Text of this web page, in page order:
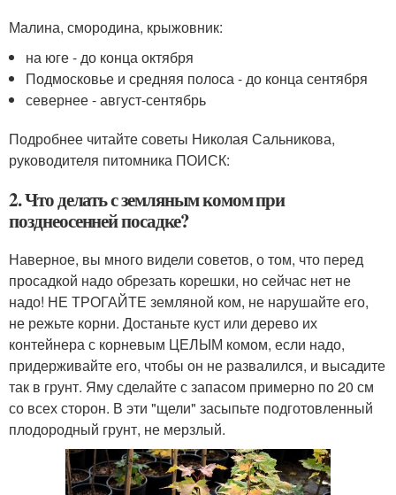
Малина, смородина, крыжовник:
на юге - до конца октября
Подмосковье и средняя полоса - до конца сентября
севернее - август-сентябрь
Подробнее читайте советы Николая Сальникова,
руководителя питомника ПОИСК:
2. Что делать с земляным комом при
позднеосенней посадке?
Наверное, вы много видели советов, о том, что перед
просадкой надо обрезать корешки, но сейчас нет не
надо! НЕ ТРОГАЙТЕ земляной ком, не нарушайте его,
не режьте корни. Достаньте куст или дерево их
контейнера с корневым ЦЕЛЫМ комом, если надо,
придерживайте его, чтобы он не развалился, и высадите
так в грунт. Яму сделайте с запасом примерно по 20 см
со всех сторон. В эти "щели" засыпьте подготовленный
плодородный грунт, не мерзлый.